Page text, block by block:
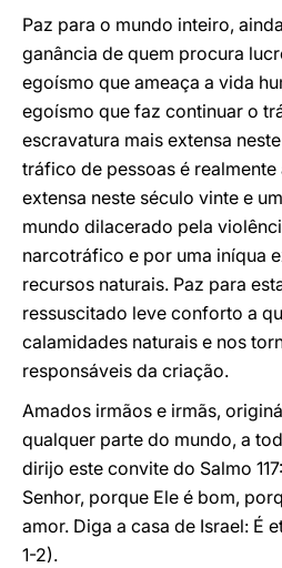
Paz para o mundo inteiro,
ganância de quem procura
egoísmo que ameaça a vida
egoísmo que faz continuar o
escravatura mais extensa
tráfico de pessoas é
extensa neste século vinte e
mundo dilacerado pela
narcotráfico e por uma iníqua
recursos naturais. Paz para
ressuscitado leve conforto a
calamidades naturais e nos
responsáveis da criação.
Amados irmãos e irmãs,
qualquer parte do mundo, a
dirijo este convite do Salmo
Senhor, porque Ele é bom,
amor. Diga a casa de Israel: É
1-2).